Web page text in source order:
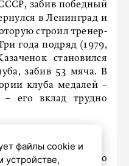
забив победный
в Ленинград и
строил тренер-
года подряд (1979,
становился
забив 53 мяча. В
клуба медалей –
его вклад трудно
говоря о
файлы cookie и
устройстве,